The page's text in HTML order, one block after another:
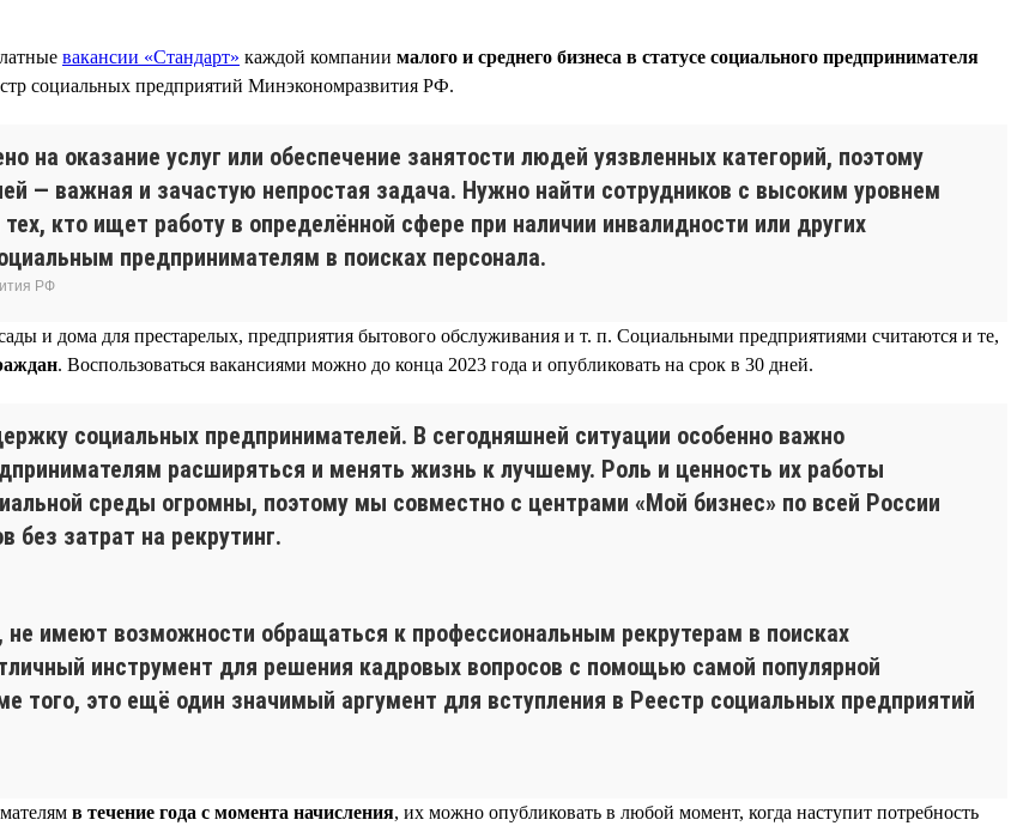
вакансии «Стандарт» каждой компании малого и среднего бизнеса в статусе социального предпринимателя
социальных предприятий Минэкономразвития РФ.
на оказание услуг или обеспечение занятости людей уязвленных категорий, поэтому
— важная и зачастую непростая задача. Нужно найти сотрудников с высоким уровнем
кто ищет работу в определённой сфере при наличии инвалидности или других
предпринимателям в поисках персонала.
РФ
и дома для престарелых, предприятия бытового обслуживания и т. п. Социальными предприятиями считаются и те,
. Воспользоваться вакансиями можно до конца 2023 года и опубликовать на срок в 30 дней.
социальных предпринимателей. В сегодняшней ситуации особенно важно
расширяться и менять жизнь к лучшему. Роль и ценность их работы
среды огромны, поэтому мы совместно с центрами «Мой бизнес» по всей России
без затрат на рекрутинг.
имеют возможности обращаться к профессиональным рекрутерам в поисках
инструмент для решения кадровых вопросов с помощью самой популярной
того, это ещё один значимый аргумент для вступления в Реестр социальных предприятий
в течение года с момента начисления, их можно опубликовать в любой момент, когда наступит потребность